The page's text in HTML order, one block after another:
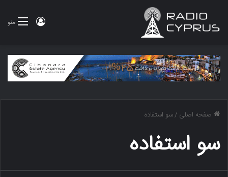
منو ورود
صفحه اصلی /سو استفاده
سو استفاده